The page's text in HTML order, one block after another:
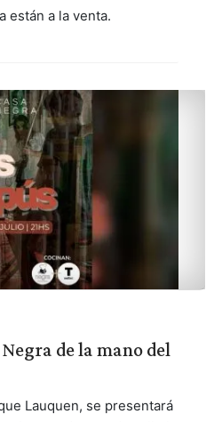
están a la venta.
de la mano del
Lauquen, se presentará